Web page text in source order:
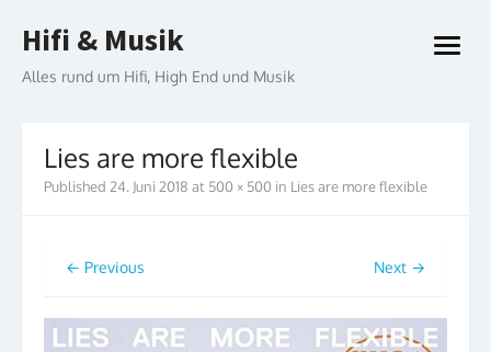
to
Hifi & Musik
Alles rund um Hifi, High End und Musik
open
Lies are more flexible
Published 24. Juni 2018 at 500 × 500 in Lies are more flexible
← Previous Next →